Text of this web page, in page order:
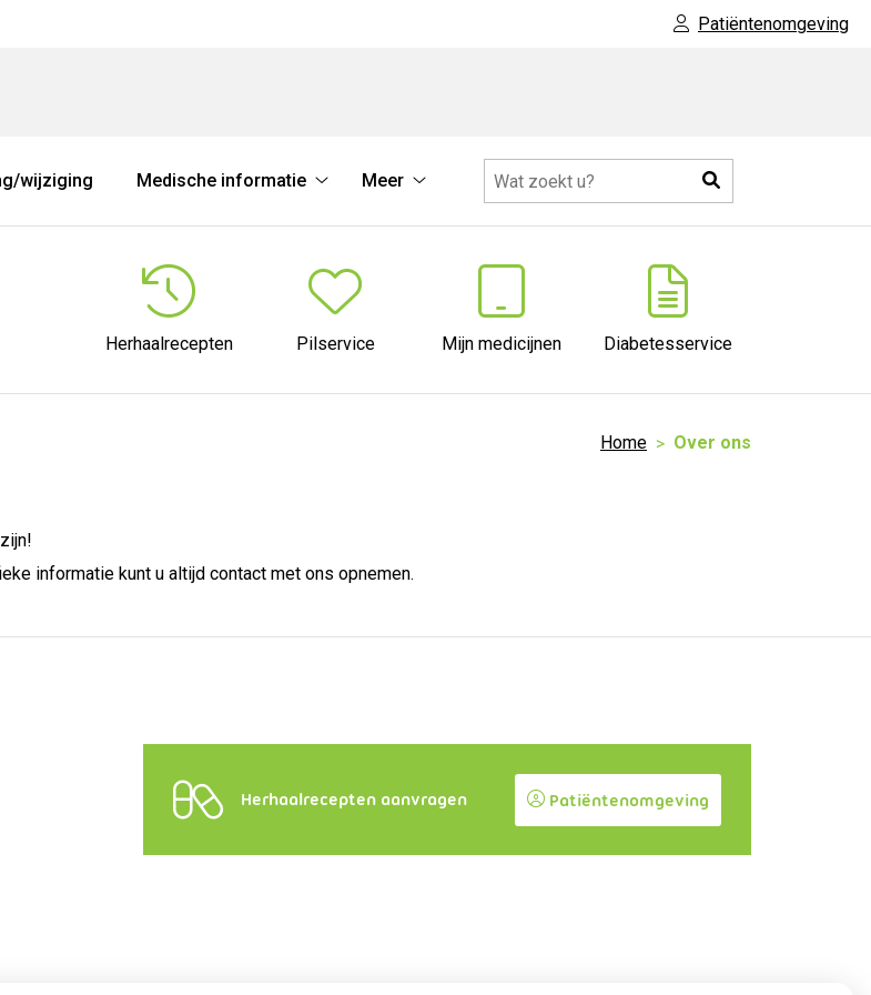
Patiëntenomgeving
wijziging
Medische informatie
informatie
Meer
submenu
Zoeken
Herhaalrecepten Pilservice Mijn medicijnen Diabetesservice
Home Over ons
informatie kunt u altijd contact met ons opnemen.
Herhaalrecepten aanvragen Patiëntenomgeving